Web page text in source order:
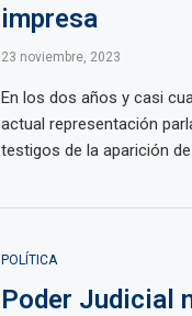
impresa
23 noviembre, 2023
En los dos años y casi
actual representación
testigos de la aparición
POLÍTICA
Poder Judicial